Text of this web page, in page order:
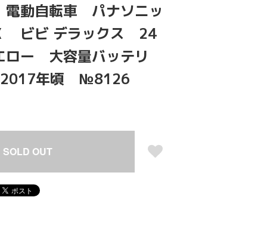
電動自転車 パナソニッ
ビビ デラックス 24
ー 大容量バッテリ
年頃 №8126
SOLD OUT